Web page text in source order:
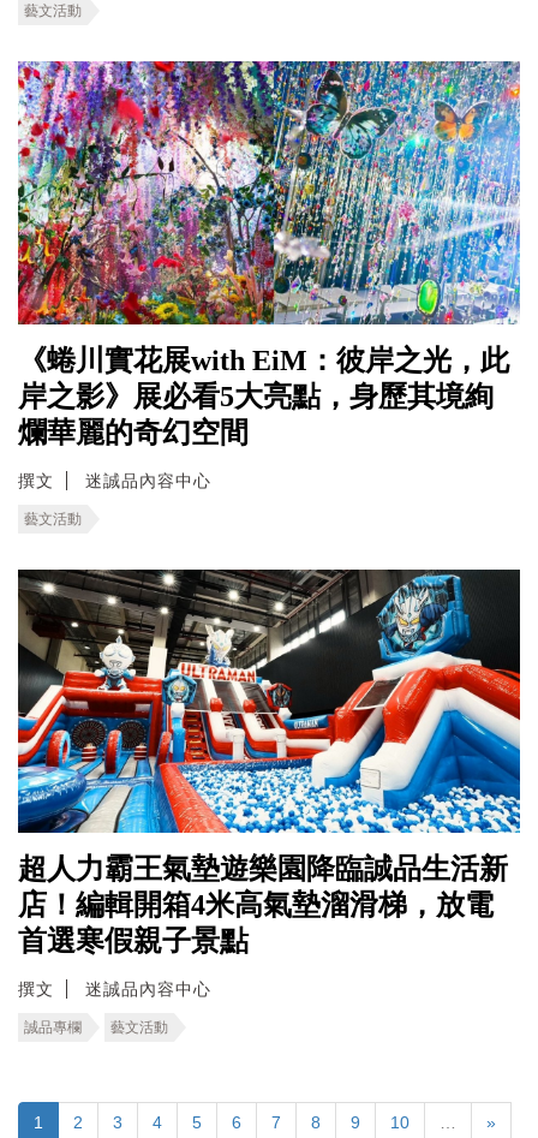
藝文活動
《蜷川實花展with EiM：彼岸之光，此
岸之影》展必看5大亮點，身歷其境絢
爛華麗的奇幻空間
撰文 迷誠品內容中心
藝文活動
超人力霸王氣墊遊樂園降臨誠品生活新
店！編輯開箱4米高氣墊溜滑梯，放電
首選寒假親子景點
撰文 迷誠品內容中心
誠品專欄 藝文活動
1 2 3 4 5 6 7 8 9 10 »